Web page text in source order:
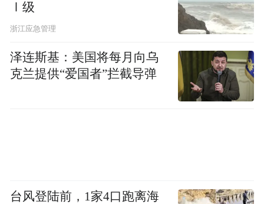
Ⅰ级
浙江应急管理
泽连斯基：美国将每月向乌
克兰提供“爱国者”拦截导弹
台风登陆前，1家4口跑离海